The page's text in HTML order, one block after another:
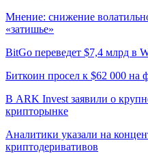
Мнение: снижение
«затишье»
BitGo переведет $7,4 млрд в
Биткоин просел к $62 000 на
В ARK Invest заявили о
крипторынке
Аналитики указали на
криптодеривативов